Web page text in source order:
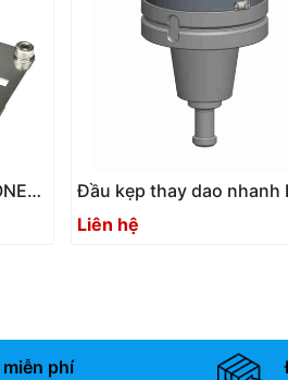
Đầu kẹp thay dao nhanh
ONE 3A-100055 | BT Quick
change chuck
Liên hệ
phí